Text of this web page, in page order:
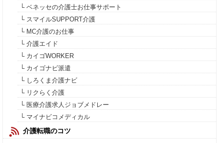
└ ベネッセの介護士お仕事サポート
└ スマイルSUPPORT介護
└ MC介護のお仕事
└ 介護エイド
└ カイゴWORKER
└ カイゴナビ派遣
└ しろくま介護ナビ
└ リクらく介護
└ 医療介護求人ジョブメドレー
└ マイナビコメディカル
介護転職のコツ